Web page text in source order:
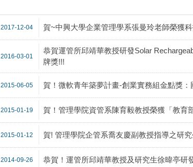
2017-12-04 賀~中興大學企業管理學系張曼玲老師榮獲
2016-03-01
恭賀運管所邱靖華教授研發Solar
牌獎!!!
2015-06-05 賀！微軟青年築夢計畫-創業實務組金點獎
2015-01-19 賀！管理學院資管系陳育毅教授榮獲「教育
2015-01-12 賀! 管理學院企管系喬友慶副教授指導之研
2014-09-26 恭賀！運管所邱靖華教授及研究生徐暐亭研